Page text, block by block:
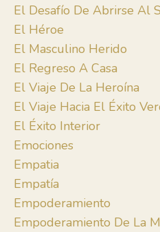
El Desafío De Abrirse Al
El Héroe
El Masculino Herido
El Regreso A Casa
El Viaje De La Heroína
El Viaje Hacia El Éxito
El Éxito Interior
Emociones
Empatia
Empatía
Empoderamiento
Empoderamiento De La